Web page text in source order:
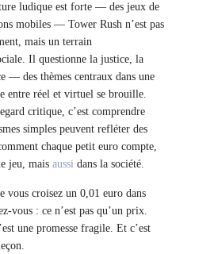
ludique est forte — des jeux de
mobiles — Tower Rush n’est pas
mais un terrain
Il questionne la justice, la
— des thèmes centraux dans une
entre réel et virtuel se brouille.
critique, c’est comprendre
simples peuvent refléter des
chaque petit euro compte,
jeu, mais aussidans la société.
vous croisez un 0,01 euro dans
vous : ce n’est pas qu’un prix.
une promesse fragile. Et c’est